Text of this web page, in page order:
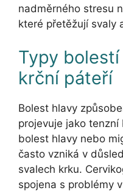
nadměrného stresu
které přetěžují svaly
Typy
krční páteří
Bolest hlavy
projevuje jako
bolest hlavy nebo
často vzniká v
svalech krku.
spojena s problémy